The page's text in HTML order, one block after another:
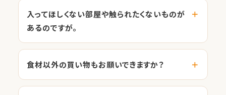
入ってほしくない部屋や触られたくないものが
あるのですが。
食材以外の買い物もお願いできますか？